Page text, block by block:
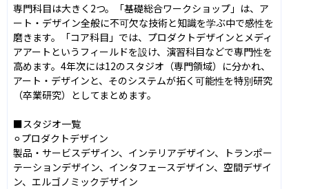
専門科目は大きく2つ。「基礎総合ワークショップ」は、ア
ート・デザイン全般に不可欠な技術と知識を学ぶ中で感性を
磨きます。「コア科目」では、プロダクトデザインとメディ
アアートというフィールドを設け、演習科目などで専門性を
高めます。4年次には12のスタジオ（専門領域）に分かれ、
アート・デザインと、そのシステムが拓く可能性を特別研究
（卒業研究）としてまとめます。
■スタジオ一覧
⚪︎プロダクトデザイン
製品・サービスデザイン、インテリアデザイン、トランポー
テーションデザイン、インタフェースデザイン、空間デザイ
ン、エルゴノミックデザイン